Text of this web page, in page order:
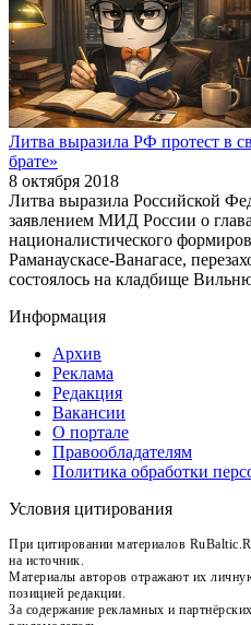
Литва выразила РФ протест в
брате»
8 октября 2018
Литва выразила Российской
заявлением МИД России о
националистического
Раманаускасе-Ванагасе,
состоялось на кладбище
Информация
Архив
Реклама
Редакция
Вакансии
О портале
Правообладателям
Политика обработки
Условия цитирования
При цитировании материалов
на источник.
Материалы авторов отражают их
позицией редакции.
За содержание рекламных и